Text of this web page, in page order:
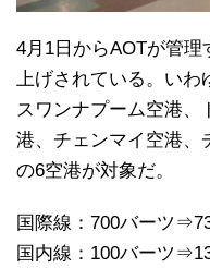
4月1日からAOTが管
上げされている。いわ
スワンナプーム空港、
港、チェンマイ空港、
の6空港が対象だ。
国際線：700バーツ
国内線：100バーツ